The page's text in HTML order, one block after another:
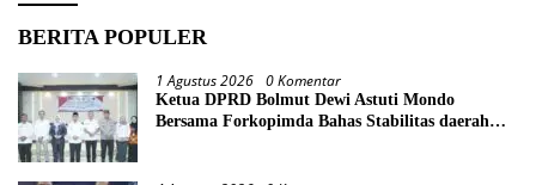
BERITA POPULER
1 Agustus 2026 0 Komentar
Ketua DPRD Bolmut Dewi Astuti Mondo
Bersama Forkopimda Bahas Stabilitas daerah